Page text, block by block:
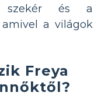
szekér és a
a világok
Freya